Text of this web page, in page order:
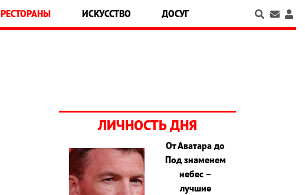
РЕСТОРАНЫ ИСКУССТВО ДОСУГ
ЛИЧНОСТЬ ДНЯ
От Аватара до
Под знаменем
небес –
лучшие